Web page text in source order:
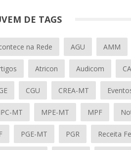
DE TAGS
na Rede AGU AMM
Atricon Audicom
CGU CREA-MT
MT MPE-MT MPF
PGE-MT PGR Receita